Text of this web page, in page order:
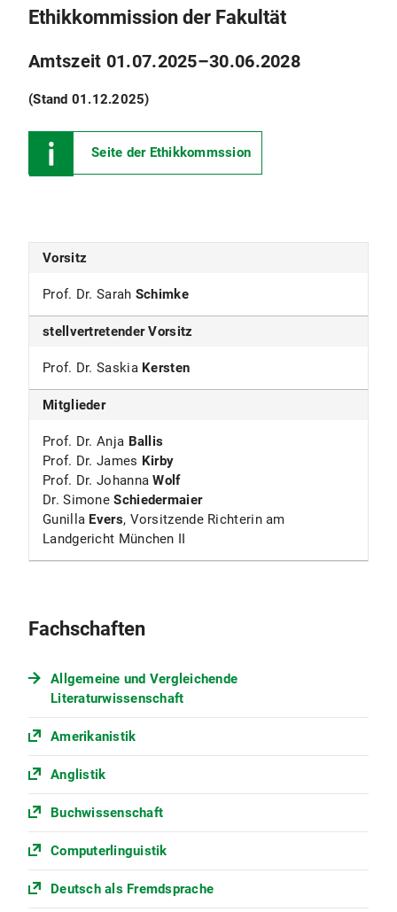
Ethikkommission der Fakultät
Amtszeit 01.07.2025–30.06.2028
(Stand 01.12.2025)
Seite der Ethikkommssion
Vorsitz
Prof. Dr. Sarah Schimke
stellvertretender Vorsitz
Prof. Dr. Saskia Kersten
Mitglieder
Prof. Dr. Anja Ballis
Prof. Dr. James Kirby
Prof. Dr. JohannaWolf
Dr. SimoneSchiedermaier
Gunilla Evers, Vorsitzende Richterin am
Landgericht München II
Fachschaften
Allgemeine und Vergleichende
Literaturwissenschaft
Amerikanistik
Anglistik
Buchwissenschaft
Computerlinguistik
Deutsch als Fremdsprache